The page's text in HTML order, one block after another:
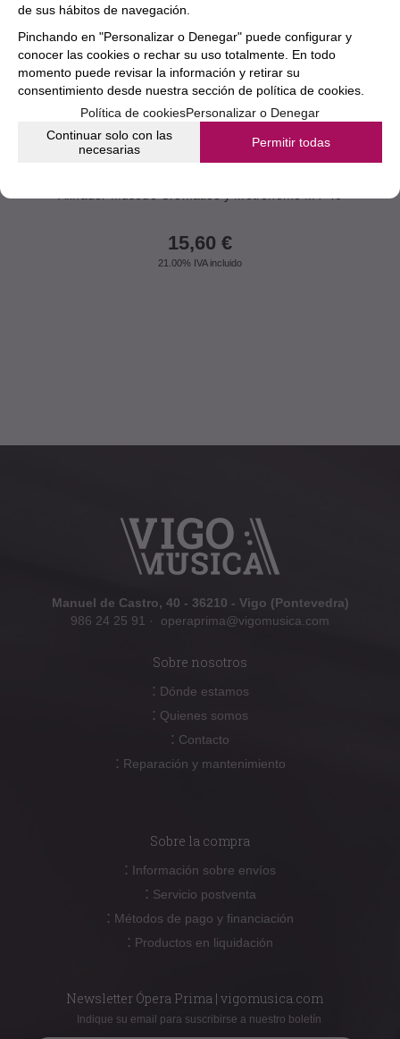
15,60 €
21.00% IVA incluido
Manuel de Castro, 40 - 36210 - Vigo (Pontevedra)
986 24 25 91 · operaprima@vigomusica.com
Sobre nosotros
: Dónde estamos
: Quienes somos
: Contacto
: Reparación y mantenimiento
Sobre la compra
: Información sobre envíos
: Servicio postventa
: Métodos de pago y financiación
: Productos en liquidación
Newsletter Ópera Prima | vigomusica.com
Indique su email para suscribirse a nuestro boletín
de sus hábitos de navegación.
Pinchando en "Personalizar o Denegar" puede configurar y
conocer las cookies o rechar su uso totalmente. En todo
momento puede revisar la información y retirar su
consentimiento desde nuestra sección de política de cookies.
Política de cookiesPersonalizar o Denegar
Continuar solo con las
necesarias
Permitir todas